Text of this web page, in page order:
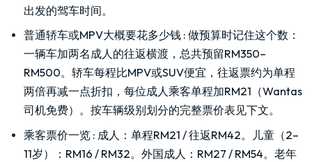
出发的驾车时间。
普通轿车或MPV大概要花多少钱 : 做预算时记住这个数：
一辆车加两名成人的往返横渡，总共预留RM350–
RM500。轿车每程比MPV或SUV便宜，往返票约为单程
两倍再减一点折扣，每位成人乘客单程加RM21（Wantas
司机免费）。按车辆级别划分的完整票价表见下文。
乘客票价一览 : 成人：单程RM21 / 往返RM42。儿童（2–
11岁）：RM16 / RM32。外国成人：RM27 / RM54。老年